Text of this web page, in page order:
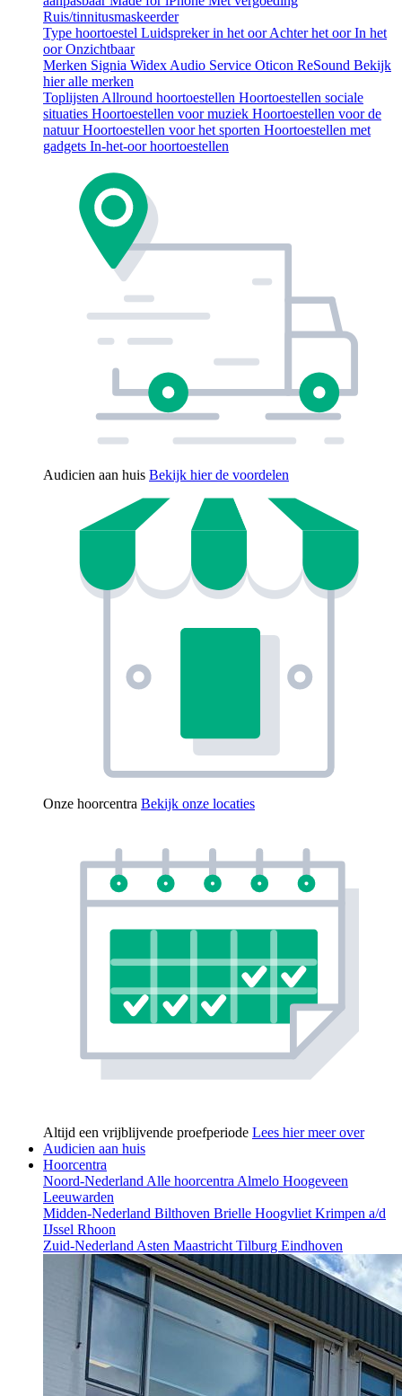
Ruis/tinnitusmaskeerder
Type hoortoestel Luidspreker in het oorAchter het oorIn het
oorOnzichtbaar
Merken Signia Widex Audio Service Oticon ReSound Bekijk
hier alle merken
Toplijsten Allround hoortoestellen Hoortoestellen sociale
situaties Hoortoestellen voor muziek Hoortoestellen voor de
natuurHoortoestellen voor het sporten Hoortoestellen met
gadgets In-het-oor hoortoestellen
Audicien aan huis Bekijk hier de voordelen
Onze hoorcentra Bekijk onze locaties
Altijd een vrijblijvende proefperiode Lees hier meer over
Audicien aan huis
Hoorcentra
Noord-Nederland Alle hoorcentra Almelo Hoogeveen
Leeuwarden
Midden-Nederland Bilthoven Brielle Hoogvliet Krimpen a/d
IJssel Rhoon
Zuid-Nederland Asten Maastricht Tilburg Eindhoven